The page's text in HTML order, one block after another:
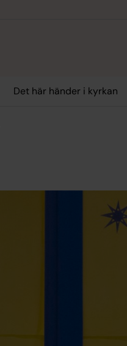
Det här händer i kyrkan